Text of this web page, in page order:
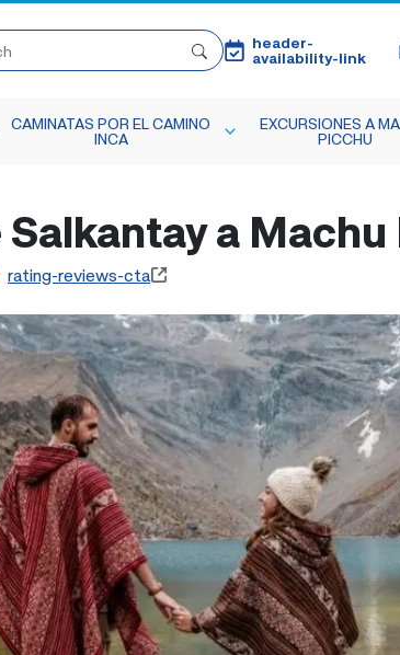
header-
availability-link
CAMINATAS POR EL CAMINO
INCA
EXCURSIONES A
PICCHU
a
rating-reviews-cta